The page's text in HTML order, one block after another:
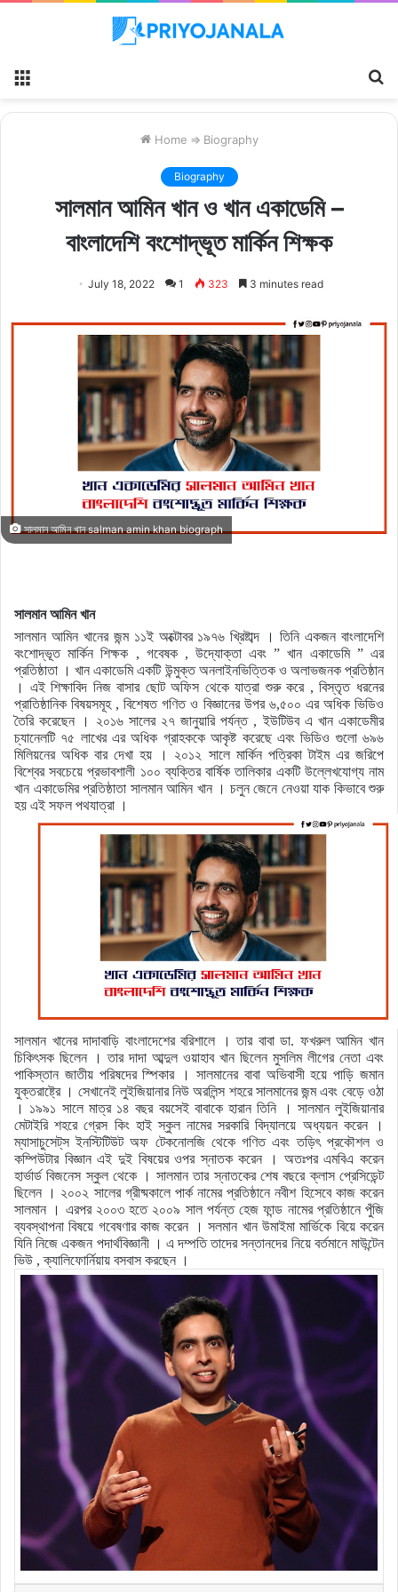
Home ⇒ Biography
Biography
সালমান আমিন খান ও খান একাডেমি –
বাংলাদেশি বংশোদ্ভূত মার্কিন শিক্ষক
July 18, 2022 1 323 3 minutes read
সালমান আমিন খান salman amin khan biograph
সালমান আমিন খান
সালমান আমিন খানের জন্ম ১১ই অক্টোবর ১৯৭৬ খ্রিষ্টাব্দ । তিনি একজন বাংলাদেশি
বংশোদ্ভূত মার্কিন শিক্ষক , গবেষক , উদ্যোক্তা এবং ” খান একাডেমি ” এর
প্রতিষ্ঠাতা । খান একাডেমি একটি উন্মুক্ত অনলাইনভিত্তিক ও অলাভজনক প্রতিষ্ঠান
। এই শিক্ষাবিদ নিজ বাসার ছোট অফিস থেকে যাত্রা শুরু করে , বিস্তৃত ধরনের
প্রাতিষ্ঠানিক বিষয়সমূহ , বিশেষত গণিত ও বিজ্ঞানের উপর ৬,৫০০ এর অধিক ভিডিও
তৈরি করেছেন । ২০১৬ সালের ২৭ জানুয়ারি পর্যন্ত , ইউটিউব এ খান একাডেমীর
চ্যানেলটি ৭৫ লাখের এর অধিক গ্রাহককে আকৃষ্ট করেছে এবং ভিডিও গুলো ৬৯৬
মিলিয়নের অধিক বার দেখা হয় । ২০১২ সালে মার্কিন পত্রিকা টাইম এর জরিপে
বিশ্বের সবচেয়ে প্রভাবশালী ১০০ ব্যক্তির বার্ষিক তালিকার একটি উল্লেখযোগ্য নাম
খান একাডেমির প্রতিষ্ঠাতা সালমান আমিন খান । চলুন জেনে নেওয়া যাক কিভাবে শুরু
হয় এই সফল পথযাত্রা ।
সালমান খানের দাদাবাড়ি বাংলাদেশের বরিশালে । তার বাবা ডা. ফখরুল আমিন খান
চিকিৎসক ছিলেন । তার দাদা আব্দুল ওয়াহাব খান ছিলেন মুসলিম লীগের নেতা এবং
পাকিস্তান জাতীয় পরিষদের স্পিকার । সালমানের বাবা অভিবাসী হয়ে পাড়ি জমান
যুক্তরাষ্ট্রে । সেখানেই লুইজিয়ানার নিউ অরলিন্স শহরে সালমানের জন্ম এবং বেড়ে ওঠা
। ১৯৯১ সালে মাত্র ১৪ বছর বয়সেই বাবাকে হারান তিনি । সালমান লুইজিয়ানার
মেটাইরি শহরে গ্রেস কিং হাই স্কুল নামের সরকারি বিদ্যালয়ে অধ্যয়ন করেন ।
ম্যাসাচুসেট্‌স ইনস্টিটিউট অফ টেকনোলজি থেকে গণিত এবং তড়িৎ প্রকৌশল ও
কম্পিউটার বিজ্ঞান এই দুই বিষয়ের ওপর স্নাতক করেন । অতঃপর এমবিএ করেন
হার্ভার্ড বিজনেস স্কুল থেকে । সালমান তার স্নাতকের শেষ বছরে ক্লাস প্রেসিডেন্ট
ছিলেন । ২০০২ সালের গ্রীষ্মকালে পার্ক নামের প্রতিষ্ঠানে নবীশ হিসেবে কাজ করেন
সালমান । এরপর ২০০৩ হতে ২০০৯ সাল পর্যন্ত হেজ ফান্ড নামের প্রতিষ্ঠানে পুঁজি
ব্যবস্থাপনা বিষয়ে গবেষণার কাজ করেন । সলমান খান উমাইমা মার্ভিকে বিয়ে করেন
যিনি নিজে একজন পদার্থবিজ্ঞানী । এ দম্পতি তাদের সন্তানদের নিয়ে বর্তমানে মাউন্টেন
ভিউ , ক্যালিফোর্নিয়ায় বসবাস করছেন ।